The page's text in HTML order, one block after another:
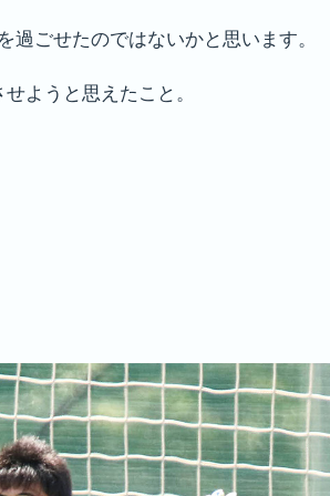
ごせたのではないかと思います。
ようと思えたこと。